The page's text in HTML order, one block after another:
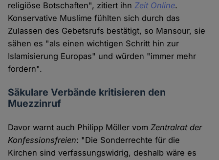
religiöse Botschaften", zitiert ihnZeit Online.
Konservative Muslime fühlten sich durch das
Zulassen des Gebetsrufs bestätigt, so Mansour, sie
sähen es "als einen wichtigen Schritt hin zur
Islamisierung Europas" und würden "immer mehr
fordern".
Säkulare Verbände kritisieren den
Muezzinruf
Davor warnt auch Philipp Möller vomZentralrat der
Konfessionsfreien: "Die Sonderrechte für die
Kirchen sind verfassungswidrig, deshalb wäre es